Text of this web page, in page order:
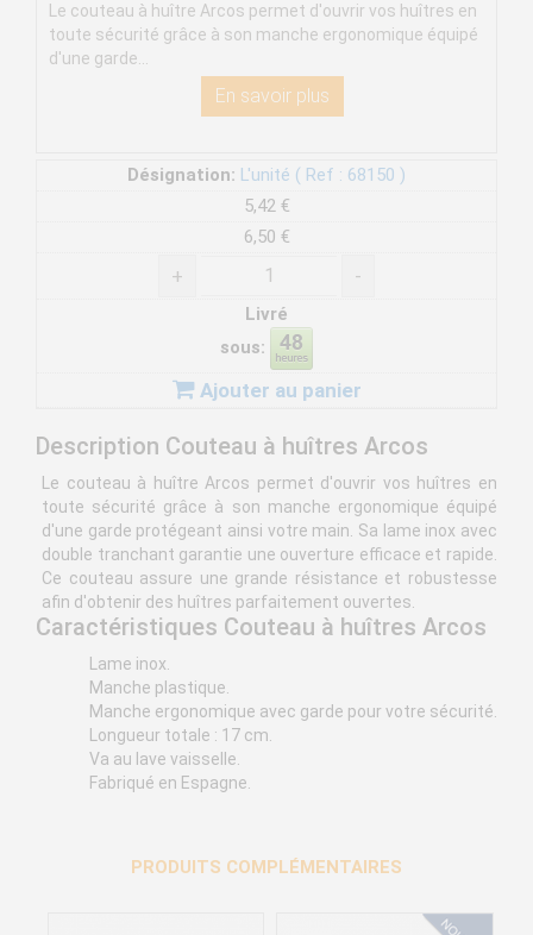
Le couteau à huître Arcos permet d'ouvrir vos huîtres en
toute sécurité grâce à son manche ergonomique équipé
d'une garde...
En savoir plus
Désignation: L'unité ( Ref : 68150 )
5,42 €
6,50 €
+ -
Livré
sous:
Ajouter au panier
Description Couteau à huîtres Arcos
Le couteau à huître Arcos permet d'ouvrir vos huîtres en
toute sécurité grâce à son manche ergonomique équipé
d'une garde protégeant ainsi votre main. Sa lame inox avec
double tranchant garantie une ouverture efficace et rapide.
Ce couteau assure une grande résistance et robustesse
afin d'obtenir des huîtres parfaitement ouvertes.
Caractéristiques Couteau à huîtres Arcos
Lame inox.
Manche plastique.
Manche ergonomique avec garde pour votre sécurité.
Longueur totale : 17 cm.
Va au lave vaisselle.
Fabriqué en Espagne.
PRODUITS COMPLÉMENTAIRES